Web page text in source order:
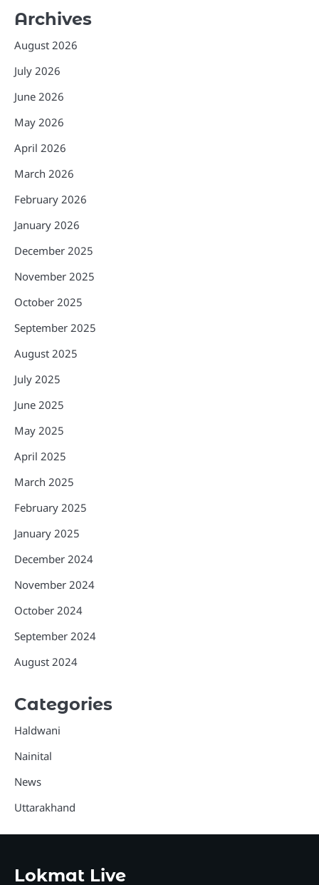
Archives
August 2026
July 2026
June 2026
May 2026
April 2026
March 2026
February 2026
January 2026
December 2025
November 2025
October 2025
September 2025
August 2025
July 2025
June 2025
May 2025
April 2025
March 2025
February 2025
January 2025
December 2024
November 2024
October 2024
September 2024
August 2024
Categories
Haldwani
Nainital
News
Uttarakhand
Lokmat Live